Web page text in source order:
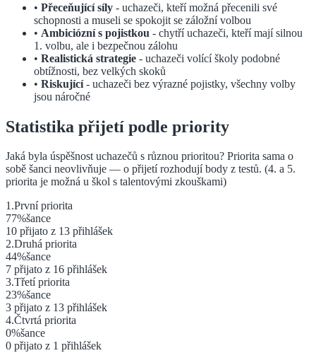
• Přeceňující síly - uchazeči, kteří možná přecenili své
schopnosti a museli se spokojit se záložní volbou
• Ambiciózní s pojistkou - chytří uchazeči, kteří mají silnou
1. volbu, ale i bezpečnou zálohu
• Realistická strategie - uchazeči volící školy podobné
obtížnosti, bez velkých skoků
• Riskující- uchazeči bez výrazné pojistky, všechny volby
jsou náročné
Statistika přijetí podle priority
Jaká byla úspěšnost uchazečů s různou prioritou? Priorita sama o
sobě šanci neovlivňuje — o přijetí rozhodují body z testů. (4. a 5.
priorita je možná u škol s talentovými zkouškami)
1.První priorita
77%šance
10 přijato z 13 přihlášek
2.Druhá priorita
44%šance
7 přijato z 16 přihlášek
3.Třetí priorita
23%šance
3 přijato z 13 přihlášek
4.Čtvrtá priorita
0%šance
0 přijato z 1 přihlášek